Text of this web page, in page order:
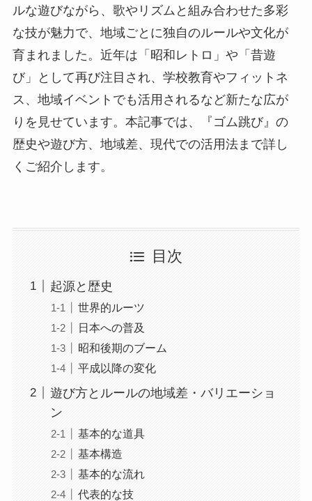
ルな遊びながら、歌やリズムと組み合わせた多彩
な技が魅力で、地域ごとに独自のルールや文化が
育まれました。近年は「昭和レトロ」や「昔遊
び」として再び注目され、学校教育やフィットネ
ス、地域イベントでも活用されるなど新たな広が
りを見せています。本記事では、『ゴム跳び』の
歴史や遊び方、地域差、現代での活用法まで詳し
くご紹介します。
目次
起源と歴史
世界的ルーツ
日本への普及
昭和後期のブーム
平成以降の変化
遊び方とルールの地域差・バリエーショ
ン
基本的な道具
基本構造
基本的な流れ
代表的な技